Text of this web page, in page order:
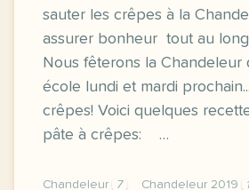
sauter les crêpes à la
assurer bonheur tout au long
Nous fêterons la Chandeleur
école lundi et mardi
crêpes! Voici quelques
pâte à crêpes: …
Chandeleur 7 Chandeleur 2019